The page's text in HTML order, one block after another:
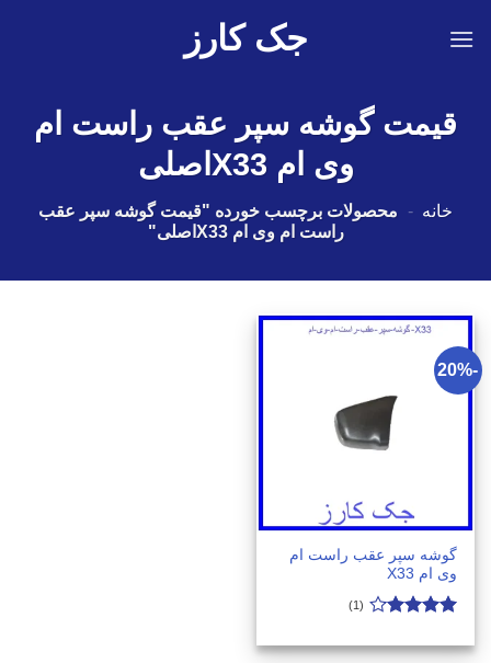
جک کارز
قیمت گوشه سپر عقب راست ام
وی ام X33اصلی
خانه -
محصولات برچسب خورده "قیمت گوشه سپر عقب
راست ام وی ام X33اصلی"
-20%
گوشه سپر عقب راست ام
وی ام X33
از 5
(1)